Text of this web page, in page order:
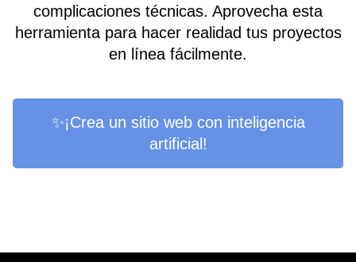
complicaciones técnicas. Aprovecha esta
herramienta para hacer realidad tus proyectos
en línea fácilmente.
✨¡Crea un sitio web con inteligencia
artificial!